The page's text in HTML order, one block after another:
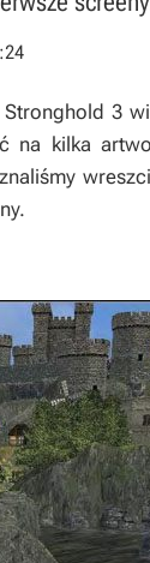
Stronghold 3
na kilka